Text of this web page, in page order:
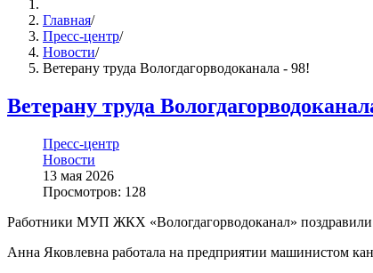
Главная/
Пресс-центр/
Новости/
Ветерану труда Вологдагорводоканала - 98!
Ветерану труда
Пресс-центр
Новости
13 мая 2026
Просмотров: 128
Работники МУП ЖКХ «Вологдагорводоканал»
Анна Яковлевна работала на предприятии машинистом